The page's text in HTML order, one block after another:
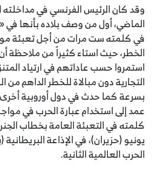
وقد كان الرئيس الفرنسي في مداخلته
الماضي، أول من وصف بلاده بأنها في
في كلمته ست مرات من أجل تعبئة
الخطر، حيث استاء كثيراً من ملاحظة
استمروا حسب عاداتهم في ارتياد
التجارية دون مبالاة للخطر الداهم من
بسرعة كما حدث في دول أوروبية أخرى
عمد إلى استخدام عبارة الحرب في
يونيو (حزيران)، في الإذاعة
الحرب العالمية الثانية.